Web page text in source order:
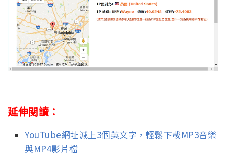
延伸閱讀：
YouTube網址減上3個英文字，輕鬆下載MP3音樂
與MP4影片檔